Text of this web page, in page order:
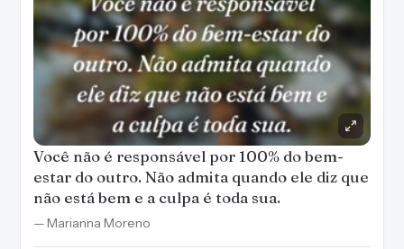
Você não é responsável por 100% do bem-
estar do outro. Não admita quando ele diz que
não está bem e a culpa é toda sua.
— Marianna Moreno